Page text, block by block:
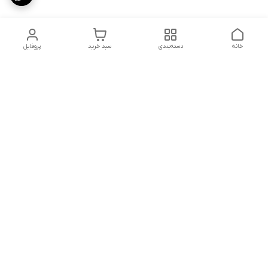
پروفایل سبد خرید دسته‌بندی خانه